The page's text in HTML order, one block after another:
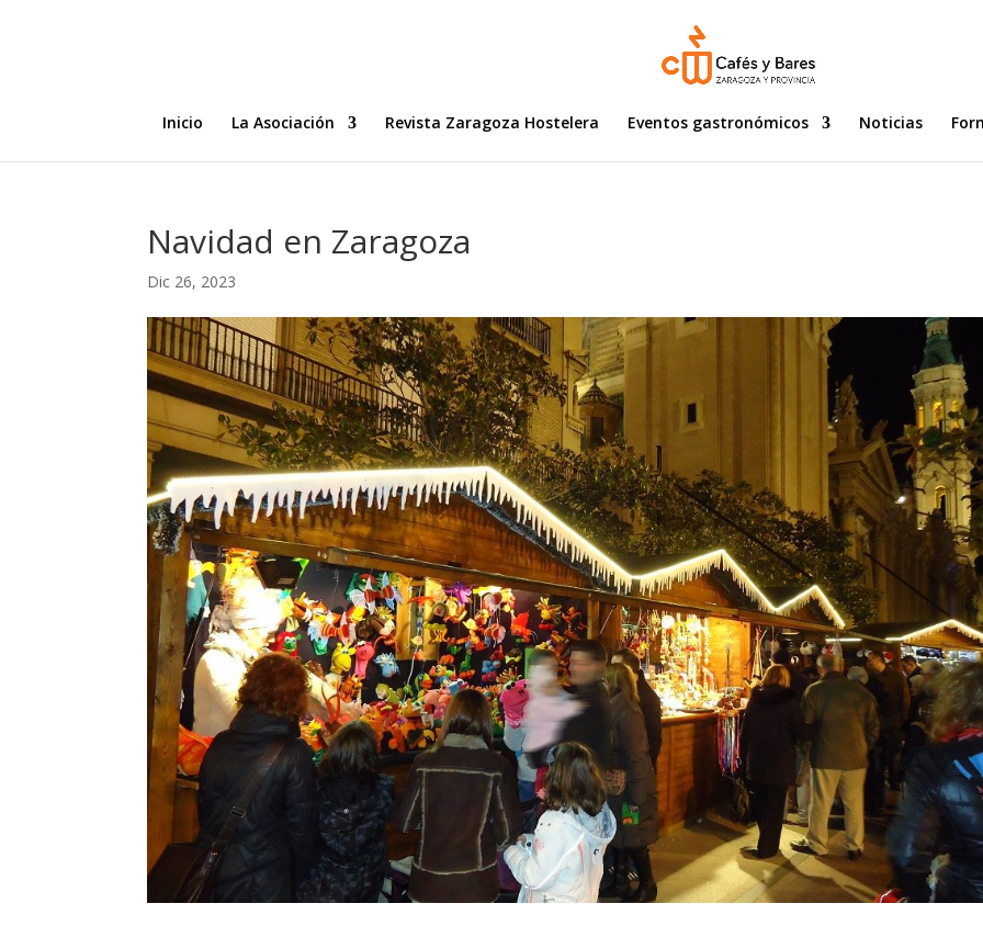
Inicio La Asociación Revista Zaragoza Hostelera Eventos gastronómicos Noticias
Navidad en Zaragoza
Dic 26, 2023